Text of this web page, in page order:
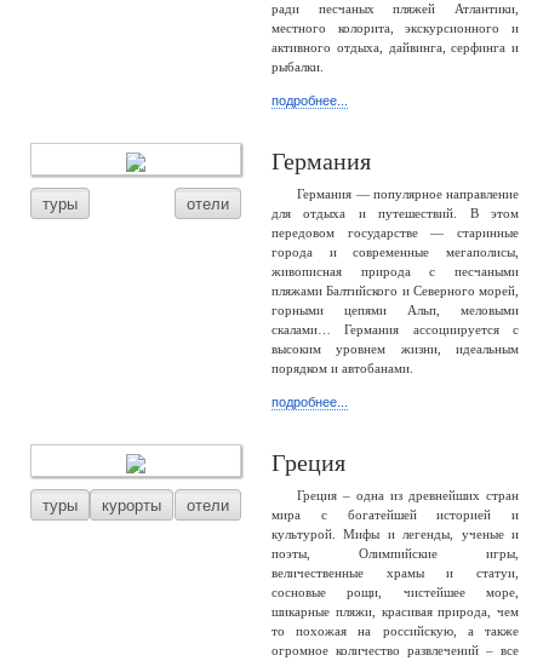
ради песчаных пляжей Атлантики,
местного колорита, экскурсионного и
активного отдыха, дайвинга, серфинга и
рыбалки.
подробнее...
туры отели
Германия
Германия — популярное направление
для отдыха и путешествий. В этом
передовом государстве — старинные
города и современные мегаполисы,
живописная природа с песчаными
пляжами Балтийского и Северного морей,
горными цепями Альп, меловыми
скалами… Германия ассоциируется с
высоким уровнем жизни, идеальным
порядком и автобанами.
подробнее...
туры курорты отели
Греция
Греция – одна из древнейших стран
мира с богатейшей историей и
культурой. Мифы и легенды, ученые и
поэты, Олимпийские игры,
величественные храмы и статуи,
сосновые рощи, чистейшее море,
шикарные пляжи, красивая природа, чем
то похожая на российскую, а также
огромное количество развлечений – все